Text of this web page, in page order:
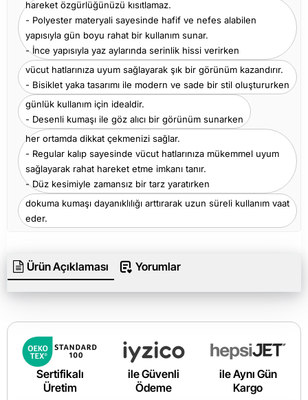
hareket özgürlüğünüzü kısıtlamaz.
- Polyester materyali sayesinde hafif ve nefes alabilen
yapısıyla gün boyu rahat bir kullanım sunar.
- İnce yapısıyla yaz aylarında serinlik hissi verirken
vücut hatlarınıza uyum sağlayarak şık bir görünüm kazandırır.
- Bisiklet yaka tasarımı ile modern ve sade bir stil oluştururken
günlük kullanım için idealdir.
- Desenli kumaşı ile göz alıcı bir görünüm sunarken
her ortamda dikkat çekmenizi sağlar.
- Regular kalıp sayesinde vücut hatlarınıza mükemmel uyum
sağlayarak rahat hareket etme imkanı tanır.
- Düz kesimiyle zamansız bir tarz yaratırken
dokuma kumaşı dayanıklılığı arttırarak uzun süreli kullanım vaat
eder.
Ürün Açıklaması Yorumlar
Sertifikalı
Üretim
ile Güvenli
Ödeme
ile Aynı Gün
Kargo